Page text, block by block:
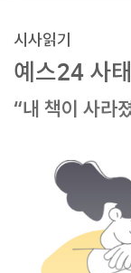
시사읽기
예스24 사
“내 책이 사라